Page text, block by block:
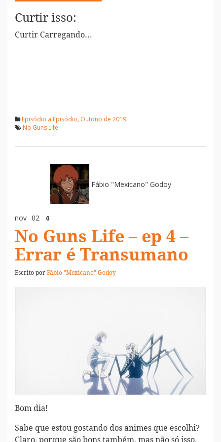
Curtir isso:
Curtir Carregando...
Episódio a Episódio, Outono de 2019
No Guns Life
Fábio "Mexicano" Godoy
nov 02 0
No Guns Life – ep 4 –
Errar é Transumano
Escrito porFábio "Mexicano" Godoy
Bom dia!
Sabe que estou gostando dos animes que escolhi?
Claro, porque são bons também, mas não só isso.